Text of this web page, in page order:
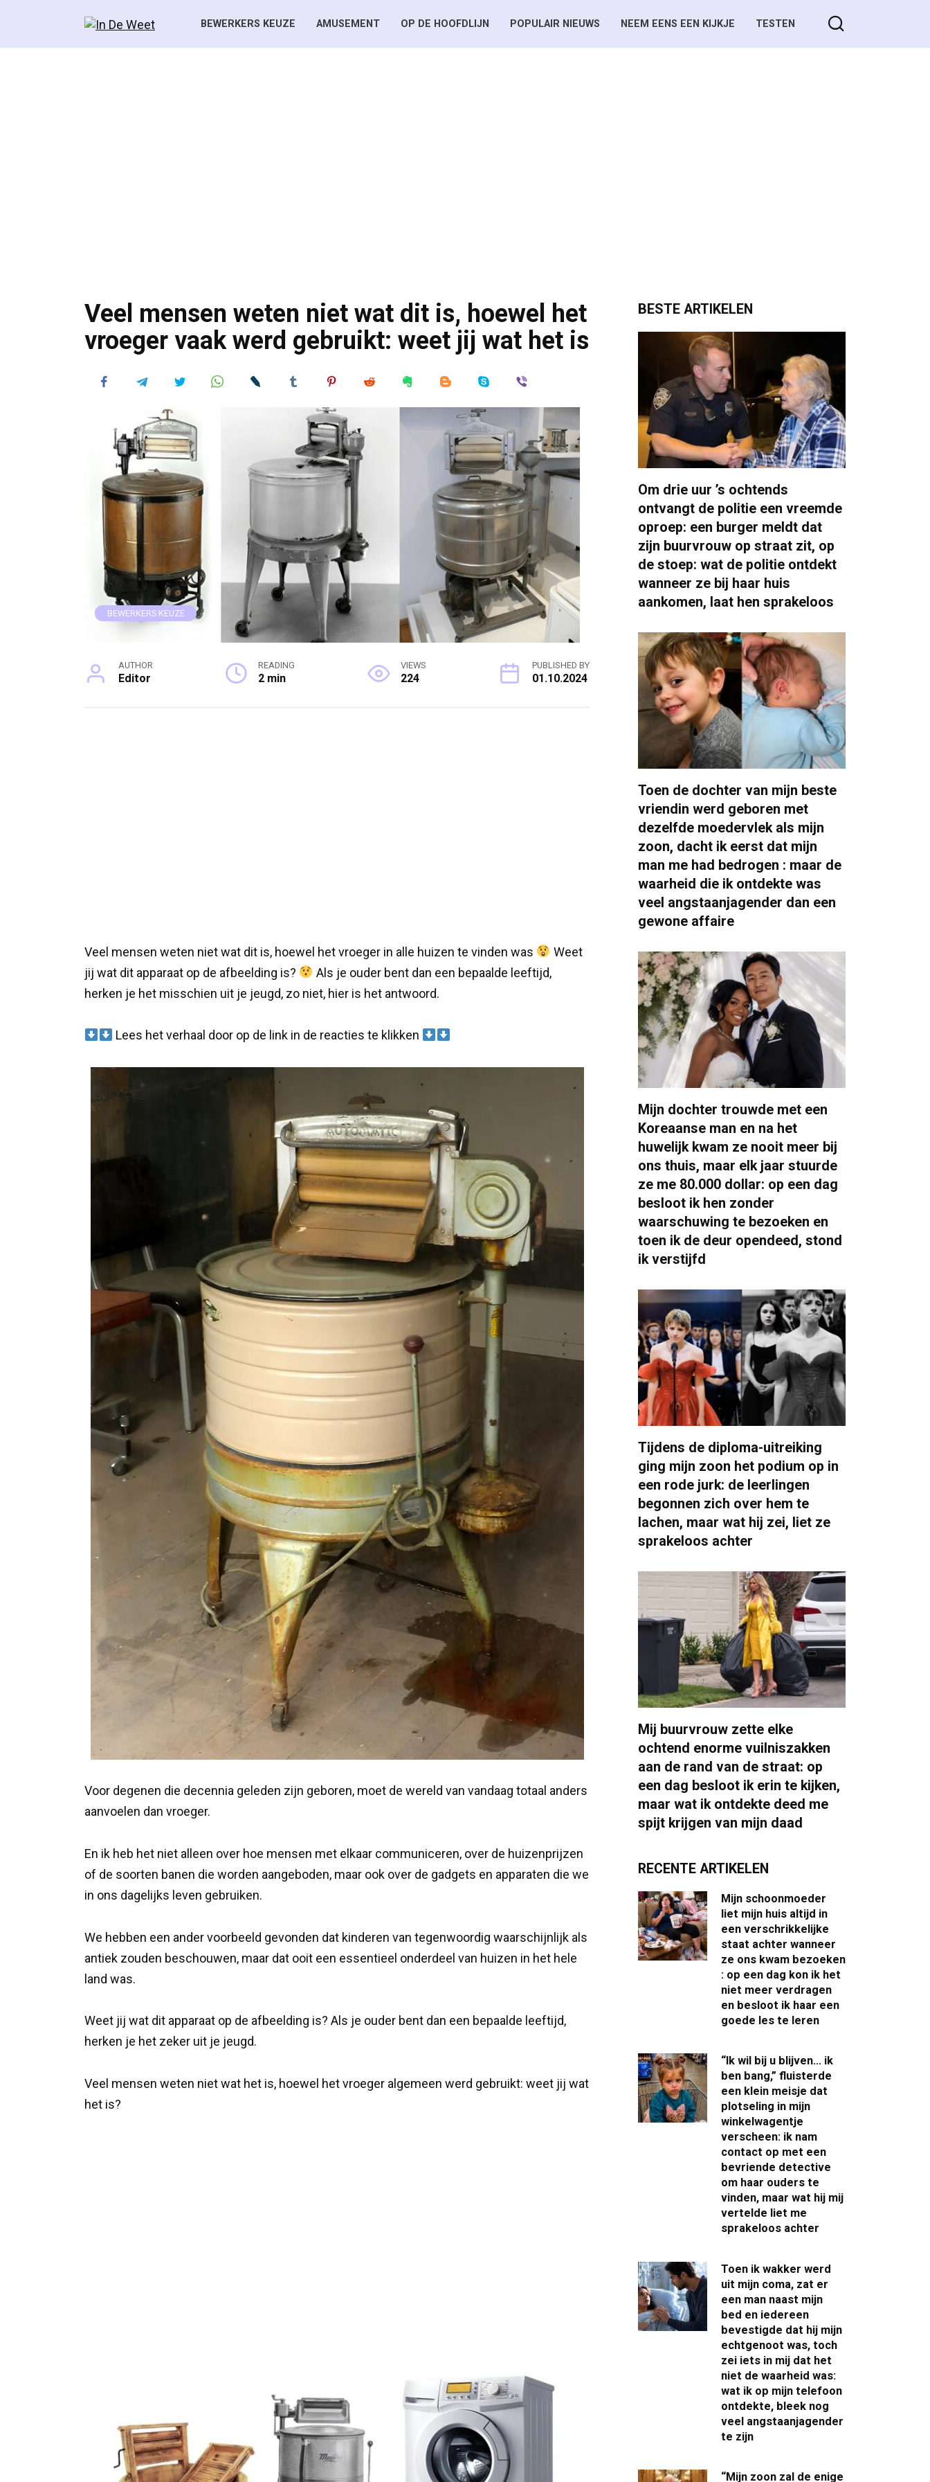
BEWERKERS KEUZE AMUSEMENT OP DE HOOFDLIJN POPULAIR NIEUWS NEEM EENS EEN KIJKJE TESTEN
Veel mensen weten niet wat dit is, hoewel het
vroeger vaak werd gebruikt: weet jij wat het is
BEWERKERS KEUZE
AUTHOR
Editor
READING
2 min
VIEWS
224
PUBLISHED BY
01.10.2024
Veel mensen weten niet wat dit is, hoewel het vroeger in alle huizen te vinden was
Weet
jij wat dit apparaat op de afbeelding is?
Als je ouder bent dan een bepaalde leeftijd,
herken je het misschien uit je jeugd, zo niet, hier is het antwoord.
Lees het verhaal door op de link in de reacties te klikken
Voor degenen die decennia geleden zijn geboren, moet de wereld van vandaag totaal anders
aanvoelen dan vroeger.
En ik heb het niet alleen over hoe mensen met elkaar communiceren, over de huizenprijzen
of de soorten banen die worden aangeboden, maar ook over de gadgets en apparaten die we
in ons dagelijks leven gebruiken.
We hebben een ander voorbeeld gevonden dat kinderen van tegenwoordig waarschijnlijk als
antiek zouden beschouwen, maar dat ooit een essentieel onderdeel van huizen in het hele
land was.
Weet jij wat dit apparaat op de afbeelding is? Als je ouder bent dan een bepaalde leeftijd,
herken je het zeker uit je jeugd.
Veel mensen weten niet wat het is, hoewel het vroeger algemeen werd gebruikt: weet jij wat
het is?
BESTE ARTIKELEN
Om drie uur ’s ochtends
ontvangt de politie een vreemde
oproep: een burger meldt dat
zijn buurvrouw op straat zit, op
de stoep: wat de politie ontdekt
wanneer ze bij haar huis
aankomen, laat hen sprakeloos
Toen de dochter van mijn beste
vriendin werd geboren met
dezelfde moedervlek als mijn
zoon, dacht ik eerst dat mijn
man me had bedrogen : maar de
waarheid die ik ontdekte was
veel angstaanjagender dan een
gewone affaire
Mijn dochter trouwde met een
Koreaanse man en na het
huwelijk kwam ze nooit meer bij
ons thuis, maar elk jaar stuurde
ze me 80.000 dollar: op een dag
besloot ik hen zonder
waarschuwing te bezoeken en
toen ik de deur opendeed, stond
ik verstijfd
Tijdens de diploma-uitreiking
ging mijn zoon het podium op in
een rode jurk: de leerlingen
begonnen zich over hem te
lachen, maar wat hij zei, liet ze
sprakeloos achter
Mij buurvrouw zette elke
ochtend enorme vuilniszakken
aan de rand van de straat: op
een dag besloot ik erin te kijken,
maar wat ik ontdekte deed me
spijt krijgen van mijn daad
RECENTE ARTIKELEN
Mijn schoonmoeder
liet mijn huis altijd in
een verschrikkelijke
staat achter wanneer
ze ons kwam bezoeken
: op een dag kon ik het
niet meer verdragen
en besloot ik haar een
goede les te leren
“Ik wil bij u blijven… ik
ben bang,” fluisterde
een klein meisje dat
plotseling in mijn
winkelwagentje
verscheen: ik nam
contact op met een
bevriende detective
om haar ouders te
vinden, maar wat hij mij
vertelde liet me
sprakeloos achter
Toen ik wakker werd
uit mijn coma, zat er
een man naast mijn
bed en iedereen
bevestigde dat hij mijn
echtgenoot was, toch
zei iets in mij dat het
niet de waarheid was:
wat ik op mijn telefoon
ontdekte, bleek nog
veel angstaanjagender
te zijn
“Mijn zoon zal de enige